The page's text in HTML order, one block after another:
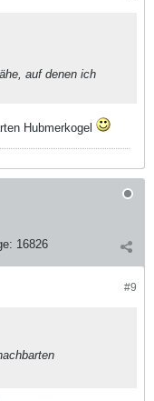
auf denen ich
Hubmerkogel
16826
#9